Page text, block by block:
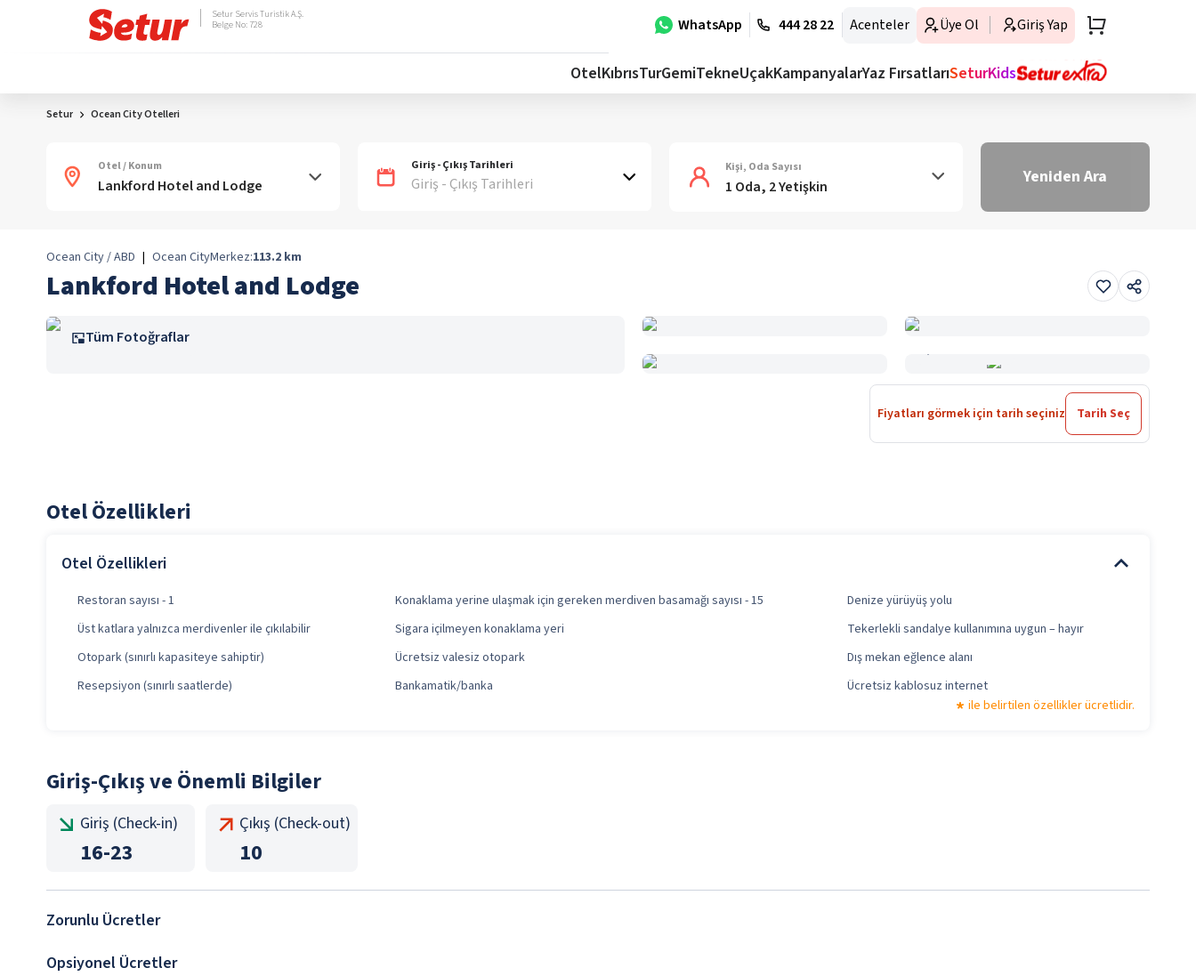
WhatsApp 444 28 22 Acenteler Üye Ol Giriş Yap
Setur Servis Turistik A.Ş.
Belge No: 728
OtelKıbrısTurGemiTekneUçakKampanyalarYaz FırsatlarıSeturKids
Setur Ocean City Otelleri
Otel / Konum Giriş - Çıkış Tarihleri
Giriş - Çıkış Tarihleri
Kişi, Oda Sayısı
1 Oda, 2 Yetişkin Yeniden Ara
Ocean City / ABD | Ocean CityMerkez:113.2 km
Lankford Hotel and Lodge
Tüm Fotoğraflar
Fiyatları görmek için tarih seçiniz Tarih Seç
Otel Özellikleri
Otel Özellikleri
Restoran sayısı - 1 Konaklama yerine ulaşmak için gereken merdiven basamağı sayısı - 15
Denize yürüyüş yolu
Üst katlara yalnızca merdivenler ile çıkılabilir
Sigara içilmeyen konaklama yeri
Tekerlekli sandalye kullanımına uygun – hayır
Otopark (sınırlı kapasiteye sahiptir)
Ücretsiz valesiz otopark
Dış mekan eğlence alanı
Resepsiyon (sınırlı saatlerde)
Bankamatik/banka
Ücretsiz kablosuz internet
ile belirtilen özellikler ücretlidir.
Giriş-Çıkış ve Önemli Bilgiler
Giriş (Check-in)
16-23
Çıkış (Check-out)
10
Zorunlu Ücretler
Opsiyonel Ücretler